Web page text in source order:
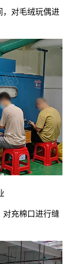
，对毛绒玩偶进
对充棉口进行缝